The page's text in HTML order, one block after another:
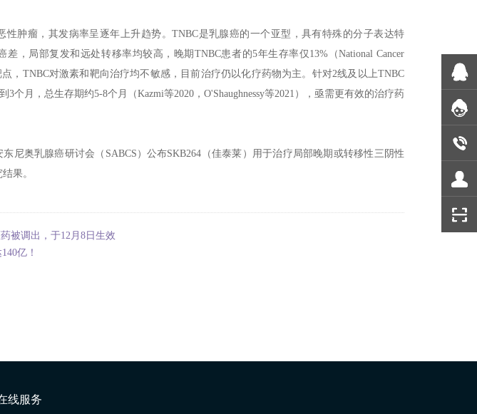
肿瘤，其发病率呈逐年上升趋势。TNBC是乳腺癌的一个亚型，具有特殊的分子表达特
，局部复发和远处转移率均较高，晚期TNBC患者的5年生存率仅13%（National Cancer
，TNBC对激素和靶向治疗均不敏感，目前治疗仍以化疗药物为主。针对2线及以上TNBC
个月，总生存期约5-8个月（Kazmi等2020，O'Shaughnessy等2021），亟需更有效的治疗药
尼奥乳腺癌研讨会（SABCS）公布SKB264（佳泰莱）用于治疗局部晚期或转移性三阴性
果。
被调出，于12月8日生效
亿！
线服务